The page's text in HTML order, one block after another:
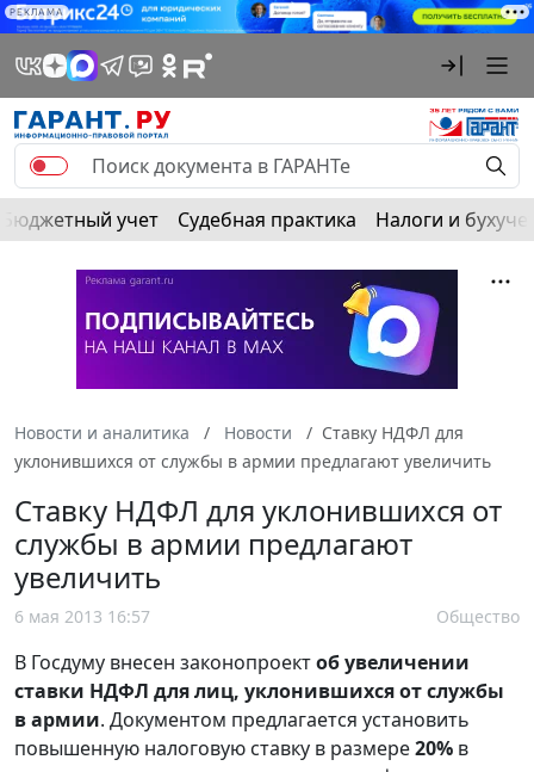
РЕКЛАМА
Бюджетный учет Судебная практика Налоги и
Новости и аналитика Новости
Ставку НДФЛ для
уклонившихся от службы в армии предлагают увеличить
Ставку НДФЛ для уклонившихся от
службы в армии предлагают
увеличить
6 мая 2013 16:57 Общество
В Госдуму внесен законопроектоб увеличении
ставки НДФЛ для лиц, уклонившихся от службы
в армии. Документом предлагается установить
повышенную налоговую ставку в размере20% в